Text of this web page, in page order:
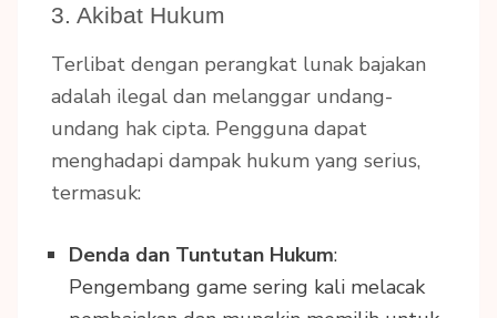
3. Akibat Hukum
Terlibat dengan perangkat lunak bajakan
adalah ilegal dan melanggar undang-
undang hak cipta. Pengguna dapat
menghadapi dampak hukum yang serius,
termasuk:
Denda dan Tuntutan Hukum:
Pengembang game sering kali melacak